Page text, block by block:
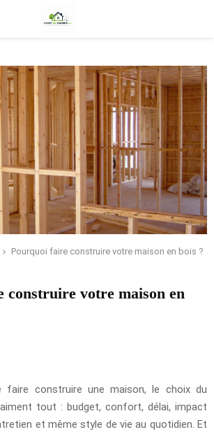
Pourquoi faire construire votre maison en bois ?
construire votre maison en
faire construire une maison, le choix du
tout : budget, confort, délai, impact
et même style de vie au quotidien. Et